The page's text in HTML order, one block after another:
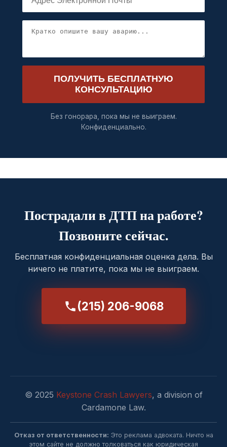
ПОЛУЧИТЬ БЕСПЛАТНУЮ
КОНСУЛЬТАЦИЮ
Без гонорара, пока мы не выиграем.
Конфиденциально.
Пострадали в ДТП на работе?
Позвоните сейчас.
Бесплатная конфиденциальная оценка дела. Вы
ничего не платите, пока мы не выиграем.
(215) 206-9068
© 2025 Keystone Crash Lawyers, a division of
Cardamone Law.
Отказ от ответственности: Это реклама адвоката. Ничто на
этом сайте не должно толковаться как юридическая